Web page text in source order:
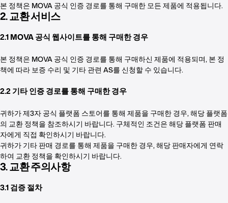
본 정책은 MOVA 공식 인증 경로를 통해 구매한 모든 제품에 적용됩니다.
2. 교환 서비스
2.1 MOVA 공식 웹사이트를 통해 구매한 경우
본 정책은 MOVA 공식 인증 경로를 통해 구매하신 제품에 적용되며, 본 정
책에 따라 보증 수리 및 기타 관련 AS를 신청할 수 있습니다.
2.2 기타 인증 경로를 통해 구매한 경우
귀하가 제3자 공식 플랫폼 스토어를 통해 제품을 구매한 경우, 해당 플랫폼
의 교환 정책을 참조하시기 바랍니다. 구체적인 조건은 해당 플랫폼 판매
자에게 직접 확인하시기 바랍니다.
귀하가 기타 판매 경로를 통해 제품을 구매한 경우, 해당 판매자에게 연락
하여 교환 정책을 확인하시기 바랍니다.
3. 교환 주의사항
3.1 검증 절차